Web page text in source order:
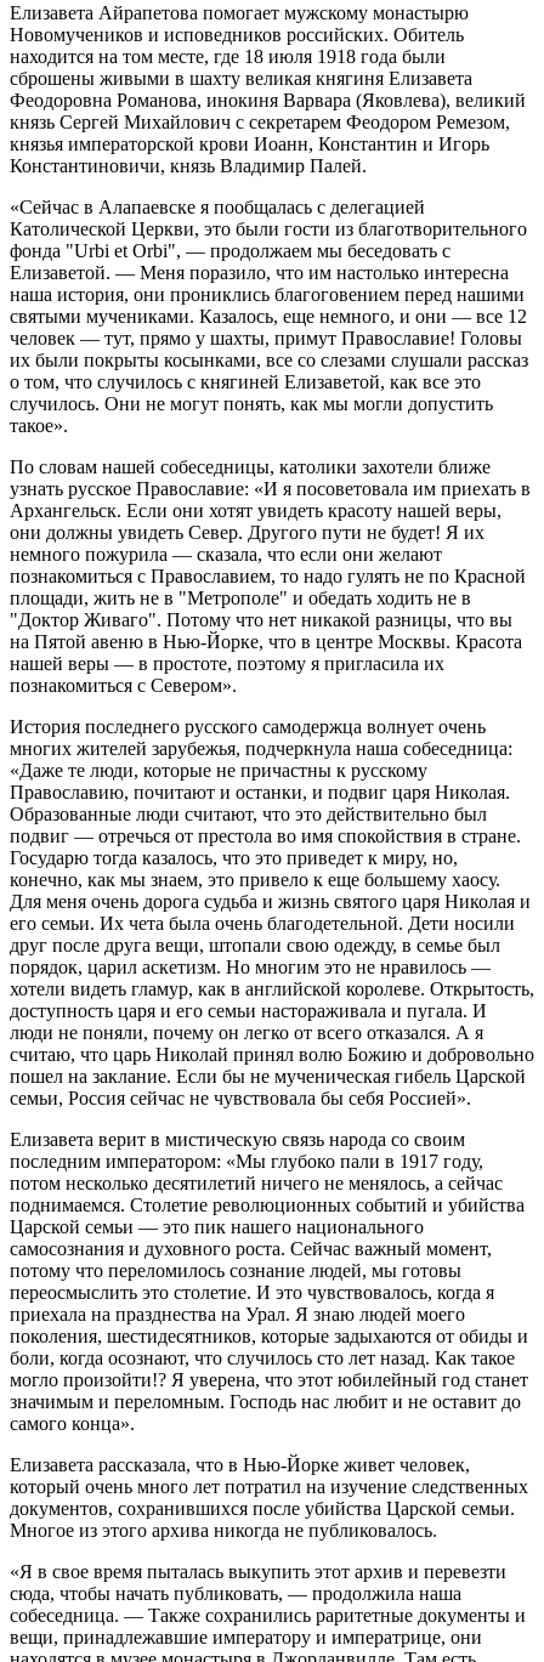
Елизавета Айрапетова помогает мужскому монастырю
Новомучеников и исповедников российских. Обитель
находится на том месте, где 18 июля 1918 года были
сброшены живыми в шахту великая княгиня Елизавета
Феодоровна Романова, инокиня Варвара (Яковлева), великий
князь Сергей Михайлович с секретарем Феодором Ремезом,
князья императорской крови Иоанн, Константин и Игорь
Константиновичи, князь Владимир Палей.
«Сейчас в Алапаевске я пообщалась с делегацией
Католической Церкви, это были гости из благотворительного
фонда "Urbi et Orbi", — продолжаем мы беседовать с
Елизаветой. — Меня поразило, что им настолько интересна
наша история, они прониклись благоговением перед нашими
святыми мучениками. Казалось, еще немного, и они — все 12
человек — тут, прямо у шахты, примут Православие! Головы
их были покрыты косынками, все со слезами слушали рассказ
о том, что случилось с княгиней Елизаветой, как все это
случилось. Они не могут понять, как мы могли допустить
такое».
По словам нашей собеседницы, католики захотели ближе
узнать русское Православие: «И я посоветовала им приехать в
Архангельск. Если они хотят увидеть красоту нашей веры,
они должны увидеть Север. Другого пути не будет! Я их
немного пожурила — сказала, что если они желают
познакомиться с Православием, то надо гулять не по Красной
площади, жить не в "Метрополе" и обедать ходить не в
"Доктор Живаго". Потому что нет никакой разницы, что вы
на Пятой авеню в Нью-Йорке, что в центре Москвы. Красота
нашей веры — в простоте, поэтому я пригласила их
познакомиться с Севером».
История последнего русского самодержца волнует очень
многих жителей зарубежья, подчеркнула наша собеседница:
«Даже те люди, которые не причастны к русскому
Православию, почитают и останки, и подвиг царя Николая.
Образованные люди считают, что это действительно был
подвиг — отречься от престола во имя спокойствия в стране.
Государю тогда казалось, что это приведет к миру, но,
конечно, как мы знаем, это привело к еще большему хаосу.
Для меня очень дорога судьба и жизнь святого царя Николая и
его семьи. Их чета была очень благодетельной. Дети носили
друг после друга вещи, штопали свою одежду, в семье был
порядок, царил аскетизм. Но многим это не нравилось —
хотели видеть гламур, как в английской королеве. Открытость,
доступность царя и его семьи настораживала и пугала. И
люди не поняли, почему он легко от всего отказался. А я
считаю, что царь Николай принял волю Божию и добровольно
пошел на заклание. Если бы не мученическая гибель Царской
семьи, Россия сейчас не чувствовала бы себя Россией».
Елизавета верит в мистическую связь народа со своим
последним императором: «Мы глубоко пали в 1917 году,
потом несколько десятилетий ничего не менялось, а сейчас
поднимаемся. Столетие революционных событий и убийства
Царской семьи — это пик нашего национального
самосознания и духовного роста. Сейчас важный момент,
потому что переломилось сознание людей, мы готовы
переосмыслить это столетие. И это чувствовалось, когда я
приехала на празднества на Урал. Я знаю людей моего
поколения, шестидесятников, которые задыхаются от обиды и
боли, когда осознают, что случилось сто лет назад. Как такое
могло произойти!? Я уверена, что этот юбилейный год станет
значимым и переломным. Господь нас любит и не оставит до
самого конца».
Елизавета рассказала, что в Нью-Йорке живет человек,
который очень много лет потратил на изучение следственных
документов, сохранившихся после убийства Царской семьи.
Многое из этого архива никогда не публиковалось.
«Я в свое время пыталась выкупить этот архив и перевезти
сюда, чтобы начать публиковать, — продолжила наша
собеседница. — Также сохранились раритетные документы и
вещи, принадлежавшие императору и императрице, они